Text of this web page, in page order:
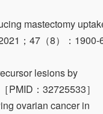
mastectomy
；47（8）：1900-
lesions by
PMID：32725533］
ovarian cancer in